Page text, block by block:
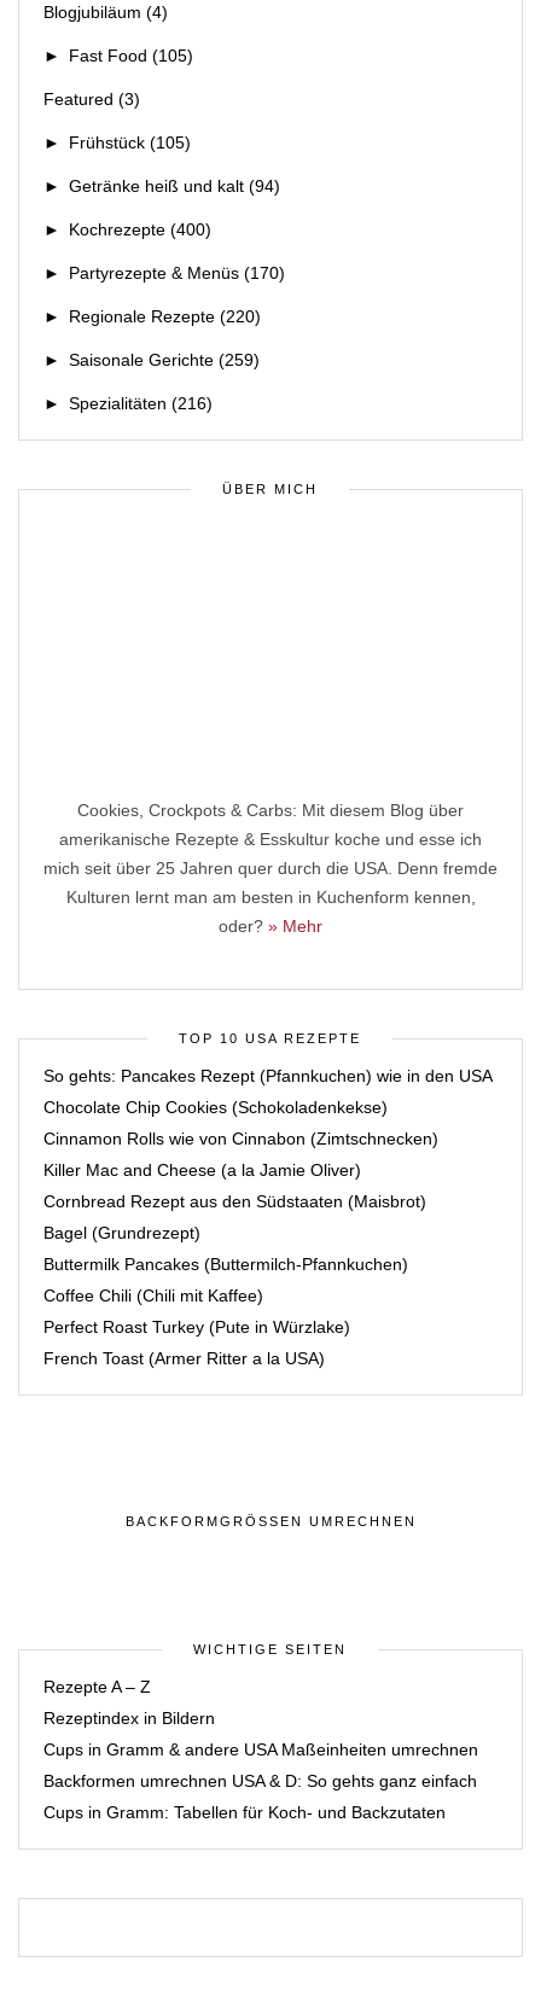
Blogjubiläum (4)
► Fast Food (105)
Featured (3)
► Frühstück (105)
► Getränke heiß und kalt (94)
► Kochrezepte (400)
► Partyrezepte & Menüs (170)
► Regionale Rezepte (220)
► Saisonale Gerichte (259)
► Spezialitäten (216)
ÜBER MICH
Cookies, Crockpots & Carbs: Mit diesem Blog über
amerikanische Rezepte & Esskultur koche und esse ich
mich seit über 25 Jahren quer durch die USA. Denn fremde
Kulturen lernt man am besten in Kuchenform kennen,
oder? » Mehr
TOP 10 USA REZEPTE
So gehts: Pancakes Rezept (Pfannkuchen) wie in den USA
Chocolate Chip Cookies (Schokoladenkekse)
Cinnamon Rolls wie von Cinnabon (Zimtschnecken)
Killer Mac and Cheese (a la Jamie Oliver)
Cornbread Rezept aus den Südstaaten (Maisbrot)
Bagel (Grundrezept)
Buttermilk Pancakes (Buttermilch-Pfannkuchen)
Coffee Chili (Chili mit Kaffee)
Perfect Roast Turkey (Pute in Würzlake)
French Toast (Armer Ritter a la USA)
BACKFORMGRÖSSEN UMRECHNEN
WICHTIGE SEITEN
Rezepte A – Z
Rezeptindex in Bildern
Cups in Gramm & andere USA Maßeinheiten umrechnen
Backformen umrechnen USA & D: So gehts ganz einfach
Cups in Gramm: Tabellen für Koch- und Backzutaten